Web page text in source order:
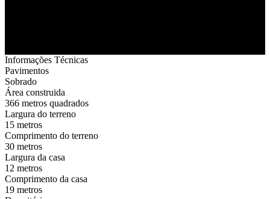
Informações Técnicas
Pavimentos
Sobrado
Área construida
366 metros quadrados
Largura do terreno
15 metros
Comprimento do terreno
30 metros
Largura da casa
12 metros
Comprimento da casa
19 metros